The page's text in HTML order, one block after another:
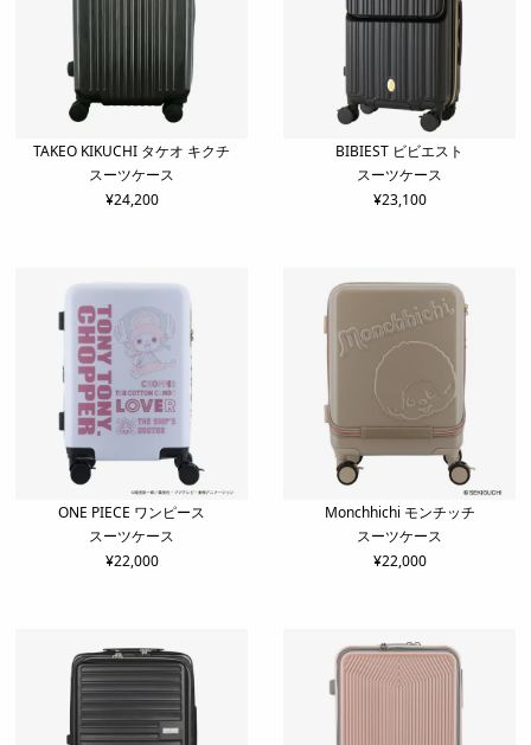
TAKEO KIKUCHI タケオ キクチ
スーツケース
¥24,200
BIBIEST ビビエスト
スーツケース
¥23,100
ONE PIECE ワンピース
スーツケース
¥22,000
Monchhichi モンチッチ
スーツケース
¥22,000